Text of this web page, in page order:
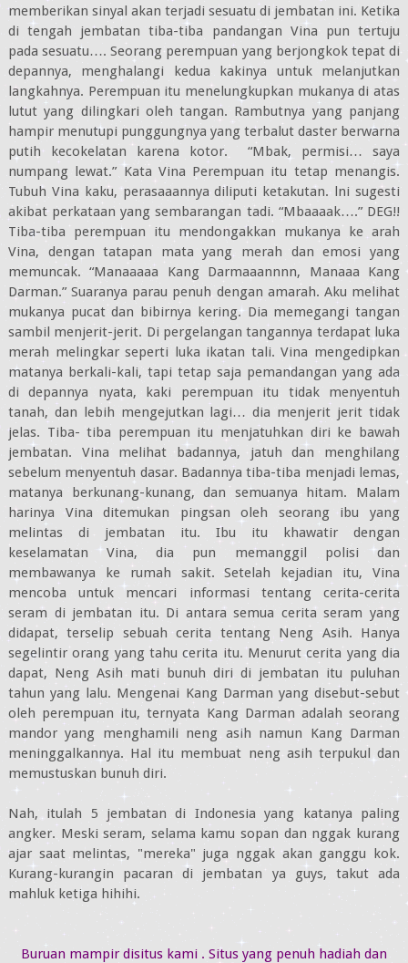
memberikan sinyal akan terjadi sesuatu di jembatan ini. Ketika
di tengah jembatan tiba-tiba pandangan Vina pun tertuju
pada sesuatu…. Seorang perempuan yang berjongkok tepat di
depannya, menghalangi kedua kakinya untuk melanjutkan
langkahnya. Perempuan itu menelungkupkan mukanya di atas
lutut yang dilingkari oleh tangan. Rambutnya yang panjang
hampir menutupi punggungnya yang terbalut daster berwarna
putih kecokelatan karena kotor. “Mbak, permisi… saya
numpang lewat.” Kata Vina Perempuan itu tetap menangis.
Tubuh Vina kaku, perasaaannya diliputi ketakutan. lni sugesti
akibat perkataan yang sembarangan tadi. “Mbaaaak….” DEG!!
Tiba-tiba perempuan itu mendongakkan mukanya ke arah
Vina, dengan tatapan mata yang merah dan emosi yang
memuncak. “Manaaaaa Kang Darmaaannnn, Manaaa Kang
Darman.” Suaranya parau penuh dengan amarah. Aku melihat
mukanya pucat dan bibirnya kering. Dia memegangi tangan
sambil menjerit-jerit. Di pergelangan tangannya terdapat luka
merah melingkar seperti luka ikatan tali. Vina mengedipkan
matanya berkali-kali, tapi tetap saja pemandangan yang ada
di depannya nyata, kaki perempuan itu tidak menyentuh
tanah, dan lebih mengejutkan lagi… dia menjerit jerit tidak
jelas. Tiba- tiba perempuan itu menjatuhkan diri ke bawah
jembatan. Vina melihat badannya, jatuh dan menghilang
sebelum menyentuh dasar. Badannya tiba-tiba menjadi lemas,
matanya berkunang-kunang, dan semuanya hitam. Malam
harinya Vina ditemukan pingsan oleh seorang ibu yang
melintas di jembatan itu. Ibu itu khawatir dengan
keselamatan Vina, dia pun memanggil polisi dan
membawanya ke rumah sakit. Setelah kejadian itu, Vina
mencoba untuk mencari informasi tentang cerita-cerita
seram di jembatan itu. Di antara semua cerita seram yang
didapat, terselip sebuah cerita tentang Neng Asih. Hanya
segelintir orang yang tahu cerita itu. Menurut cerita yang dia
dapat, Neng Asih mati bunuh diri di jembatan itu puluhan
tahun yang lalu. Mengenai Kang Darman yang disebut-sebut
oleh perempuan itu, ternyata Kang Darman adalah seorang
mandor yang menghamili neng asih namun Kang Darman
meninggalkannya. Hal itu membuat neng asih terpukul dan
memustuskan bunuh diri.
Nah, itulah 5 jembatan di Indonesia yang katanya paling
angker. Meski seram, selama kamu sopan dan nggak kurang
ajar saat melintas, "mereka" juga nggak akan ganggu kok.
Kurang-kurangin pacaran di jembatan ya guys, takut ada
mahluk ketiga hihihi.
Buruan mampir disitus kami . Situs yang penuh hadiah dan